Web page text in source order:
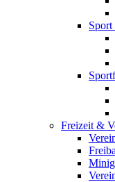
Sport
Freizeit &